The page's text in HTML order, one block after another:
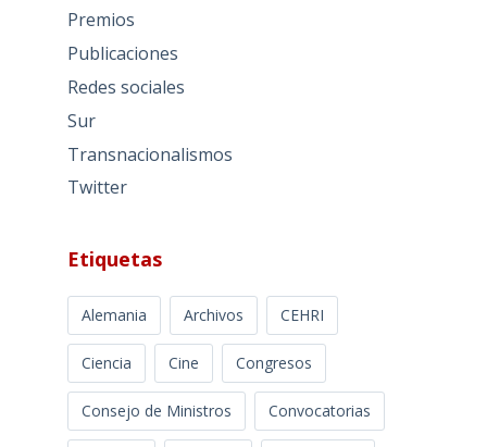
Premios
Publicaciones
Redes sociales
Sur
Transnacionalismos
Twitter
Etiquetas
Alemania Archivos CEHRI
Ciencia Cine Congresos
Consejo de Ministros Convocatorias